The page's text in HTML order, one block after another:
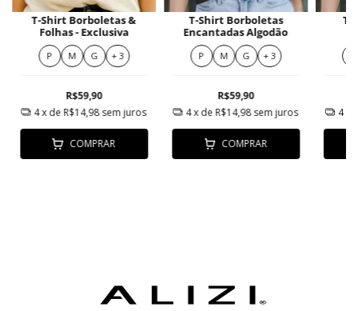
T-Shirt Borboletas &
Folhas - Exclusiva
P M G + 3
R$59,90
4x de R$14,98 sem juros
COMPRAR
T-Shirt Borboletas
Encantadas Algodão
P M G + 3
R$59,90
4x de R$14,98sem juros
COMPRAR
T-
4